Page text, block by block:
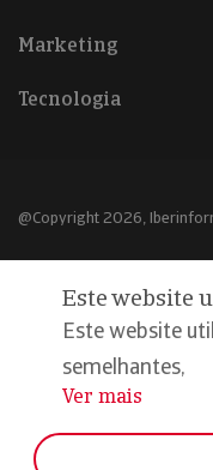
Marketing
Tecnologia
@Copyright 2026,
Declaração de privacidade
Compromisso qualidade e
Este website
Este website
semelhantes,
...
Ver mais